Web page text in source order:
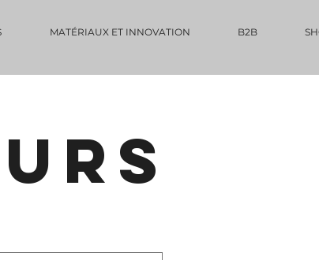
MATÉRIAUX ET INNOVATION B2B